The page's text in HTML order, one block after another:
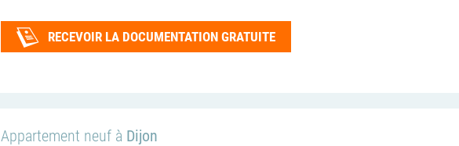
RECEVOIR LA DOCUMENTATION GRATUITE
Appartement neuf à Dijon